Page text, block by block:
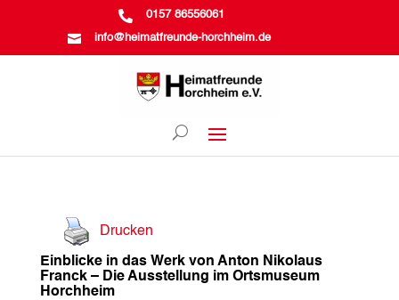
 0157 86556061
 info@heimatfreunde-horchheim.de
Drucken
Einblicke in das Werk von Anton Nikolaus
Franck – Die Ausstellung im Ortsmuseum
Horchheim